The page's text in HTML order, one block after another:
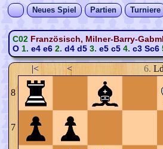
Neues Spiel Partien Turniere
C02 Französisch, Milner-Barry-
O1. e4 e62. d4 d53. e5 c54. c3 Sc6
|< < 6.
8
7